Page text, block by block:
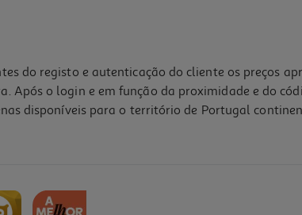
do registo e autenticação do cliente os preços
Após o login e em função da proximidade e do
disponíveis para o território de Portugal